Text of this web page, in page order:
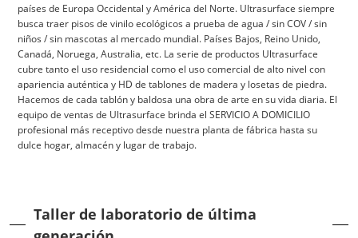
países de Europa Occidental y América del Norte. Ultrasurface siempre
busca traer pisos de vinilo ecológicos a prueba de agua / sin COV / sin
niños / sin mascotas al mercado mundial. Países Bajos, Reino Unido,
Canadá, Noruega, Australia, etc. La serie de productos Ultrasurface
cubre tanto el uso residencial como el uso comercial de alto nivel con
apariencia auténtica y HD de tablones de madera y losetas de piedra.
Hacemos de cada tablón y baldosa una obra de arte en su vida diaria. El
equipo de ventas de Ultrasurface brinda el SERVICIO A DOMICILIO
profesional más receptivo desde nuestra planta de fábrica hasta su
dulce hogar, almacén y lugar de trabajo.
Taller de laboratorio de última